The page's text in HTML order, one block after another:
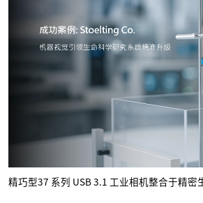
精巧型37 系列 USB 3.1 工业相机整合于精密